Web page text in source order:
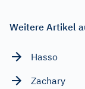
Weitere Artikel
Hasso
Zachary